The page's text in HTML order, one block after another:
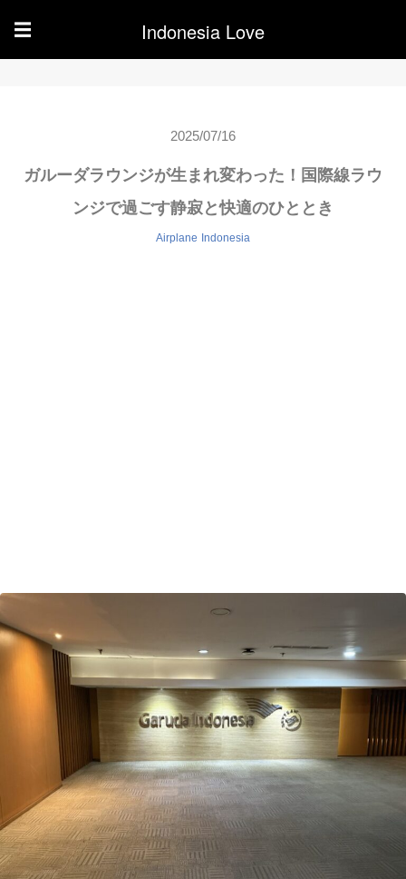
☰ Indonesia Love
2025/07/16
ガルーダラウンジが生まれ変わった！国際線ラウ
ンジで過ごす静寂と快適のひととき
Airplane Indonesia